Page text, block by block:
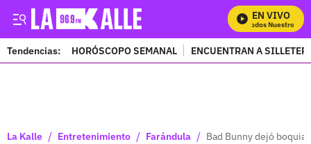
EN VIVO
Mira Todos Nuestros
Tendencias: HORÓSCOPO SEMANAL ENCUENTRAN A
La Kalle / Entretenimiento / Farándula / Bad Bunny dejó